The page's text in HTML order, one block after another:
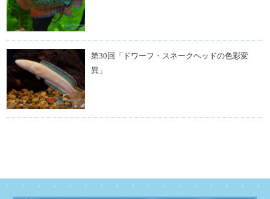
第30回「ドワーフ・スネークヘッドの色彩変
異」